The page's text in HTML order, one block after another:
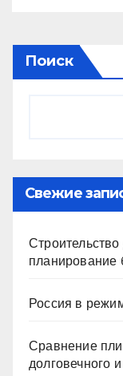
Поиск
Свежие
планирование
Россия в
Сравнение
долговечного